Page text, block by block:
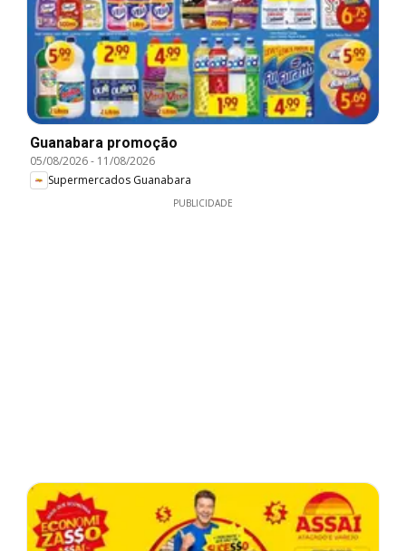
Guanabara promoção
05/08/2026- 11/08/2026
Supermercados Guanabara
PUBLICIDADE